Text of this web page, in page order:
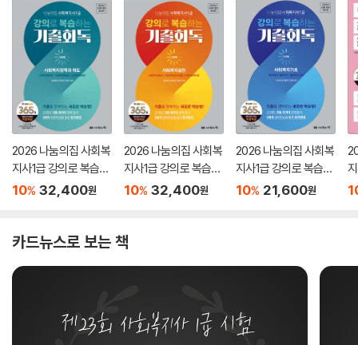
2026 나눔의집 사회복
지사1급 강의로 복습하
는 기출회독 3과목 사
10% 32,400원
2026 나눔의집 사회복
지사1급 강의로 복습하
는 기출회독 2과목 사
10% 32,400원
2026 나눔의집 사회복
지사1급 강의로 복습하
는 기출회독 1과목 사회
10% 21,600원
카드뉴스로 보는 책